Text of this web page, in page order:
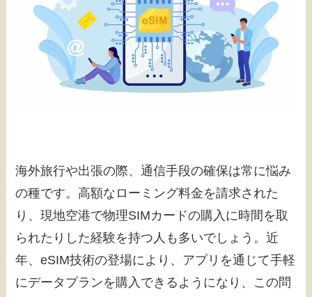
海外旅行や出張の際、通信手段の確保は常に悩み
の種です。高額なローミング料金を請求された
り、現地空港で物理SIMカードの購入に時間を取
られたりした経験を持つ人も多いでしょう。近
年、eSIM技術の登場により、アプリを通じて手軽
にデータプランを購入できるようになり、この問